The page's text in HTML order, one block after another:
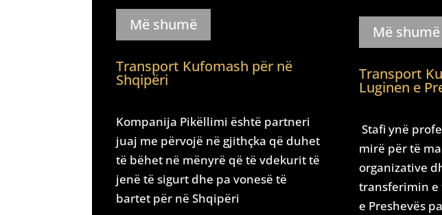
Më shumë
Transport Kufomash për në
Shqipëri
Kompanija Pikëllimi është partneri
juaj me përvojë në gjithçka që duhet
të bëhet në mënyrë që të vdekurit të
jenë të sigurt dhe pa vonesë të
bartet për në Shqipëri
Më shumë
Transport
Luginen e
Stafi ynë
mirë për të
organizative
transferimin e
e Preshevës